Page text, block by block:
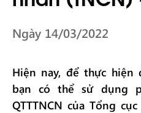
Ngày 14/03/2022
Hiện nay, để thực hiện
bạn có thể sử dụng
QTTTNCN của Tổng